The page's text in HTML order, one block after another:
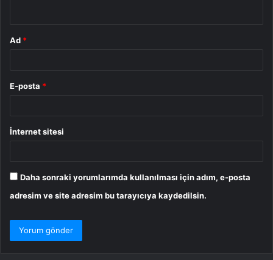
Ad *
E-posta *
İnternet sitesi
Daha sonraki yorumlarımda kullanılması için adım, e-posta
adresim ve site adresim bu tarayıcıya kaydedilsin.